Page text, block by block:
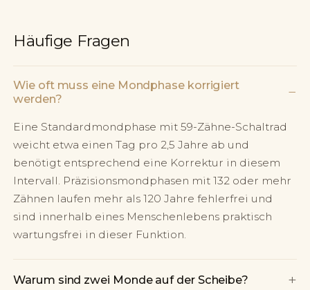
Häufige Fragen
Wie oft muss eine Mondphase korrigiert
werden?
−
Eine Standardmondphase mit 59-Zähne-Schaltrad
weicht etwa einen Tag pro 2,5 Jahre ab und
benötigt entsprechend eine Korrektur in diesem
Intervall. Präzisionsmondphasen mit 132 oder mehr
Zähnen laufen mehr als 120 Jahre fehlerfrei und
sind innerhalb eines Menschenlebens praktisch
wartungsfrei in dieser Funktion.
Warum sind zwei Monde auf der Scheibe? +